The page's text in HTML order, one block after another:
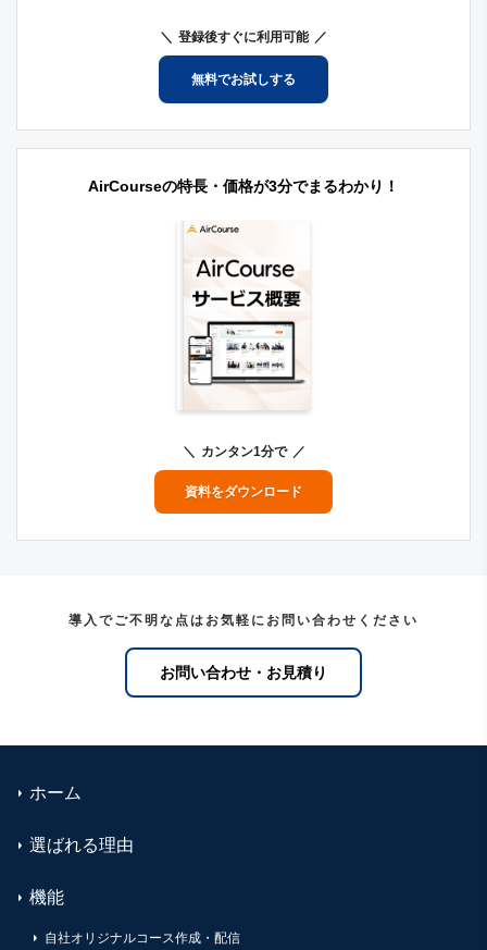
登録後すぐに利用可能
無料でお試しする
AirCourseの特長・価格が3分でまるわかり！
カンタン1分で
資料をダウンロード
導入でご不明な点はお気軽にお問い合わせください
お問い合わせ・お見積り
ホーム
選ばれる理由
機能
自社オリジナルコース作成・配信